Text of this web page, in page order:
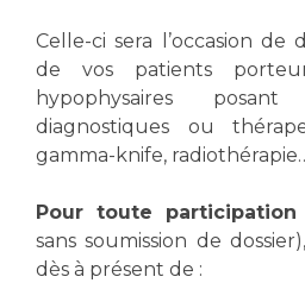
Livret d'accueil
Salon des familles
Transports sanitaires
Vos droits, vos devoirs
Handicap
La recherche clinique à l'AP-
Les structures de recherche
Écoles et Instituts de
Plateforme des
Celle-ci sera l’occasion de
de vos patients
hypophysaires
diagnostiques ou
gamma-knife,
Pour toute participation
sans soumission de
dès à présent de :